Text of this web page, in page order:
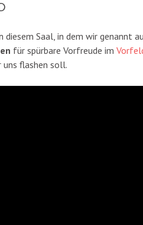
Saal, in dem wir genannt
für spürbare Vorfreude im
flashen soll.